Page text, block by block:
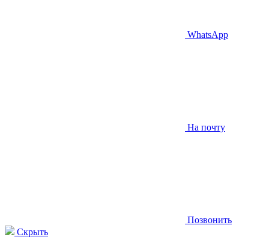
WhatsApp
На почту
Позвонить
Скрыть